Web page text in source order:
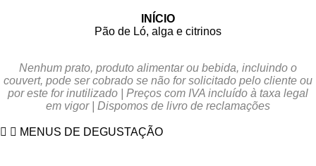
INÍCIO
Pão de Ló, alga e citrinos
Nenhum prato, produto alimentar ou bebida, incluindo o
couvert, pode ser cobrado se não for solicitado pelo cliente ou
por este for inutilizado | Preços com IVA incluído à taxa legal
em vigor | Dispomos de livro de reclamações
MENUS DE DEGUSTAÇÃO